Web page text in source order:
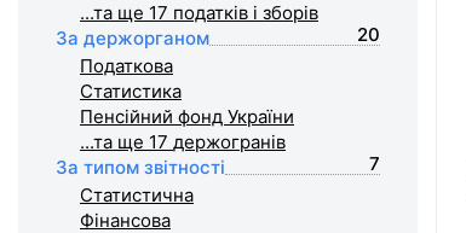
...та ще 17 податків і зборів
За держорганом
20
Податкова
Статистика
Пенсійний фонд України
...та ще 17 держогранів
За типом звітності
7
Статистична
Фiнансова